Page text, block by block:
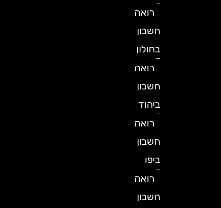
רואה
חשבון
בחולון
רואה
חשבון
ביהוד
רואה
חשבון
רואה
חשבון